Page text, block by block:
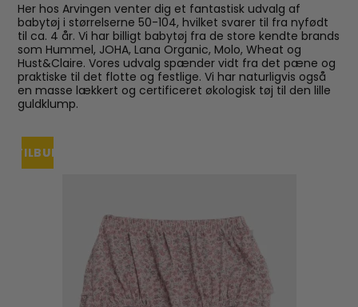
Her hos Arvingen venter dig et fantastisk udvalg af
babytøj i størrelserne 50-104, hvilket svarer til fra nyfødt
til ca. 4 år. Vi har billigt babytøj fra de store kendte brands
som Hummel, JOHA, Lana Organic, Molo, Wheat og
Hust&Claire. Vores udvalg spænder vidt fra det pæne og
praktiske til det flotte og festlige. Vi har naturligvis også
en masse lækkert og certificeret økologisk tøj til den lille
guldklump.
TILBUDUDSOLGT